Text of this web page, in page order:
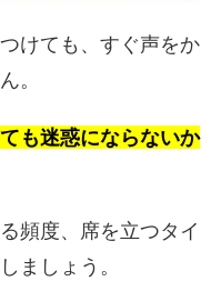
けても、すぐ声をか
。
も迷惑にならないか
頻度、席を立つタイ
ましょう。